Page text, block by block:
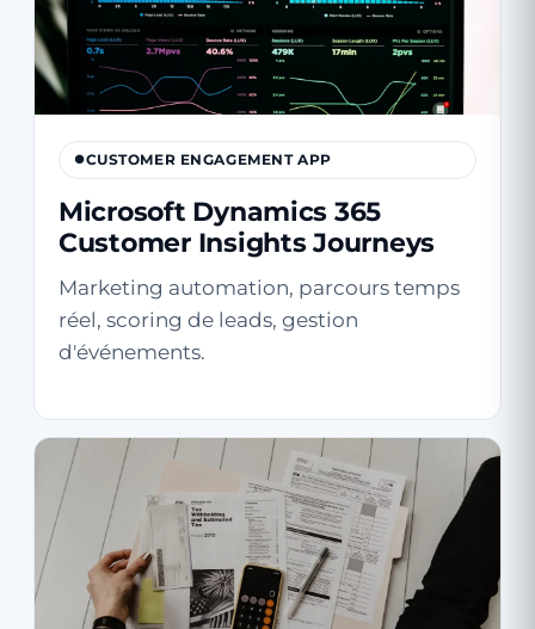
CUSTOMER ENGAGEMENT APP
Microsoft Dynamics 365
Customer Insights Journeys
Marketing automation, parcours temps
réel, scoring de leads, gestion
d'événements.